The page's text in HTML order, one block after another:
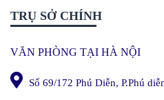
TRỤ SỞ CHÍNH
VĂN PHÒNG TẠI HÀ NỘI
Số 69/172 Phú Diễn, P.Phú